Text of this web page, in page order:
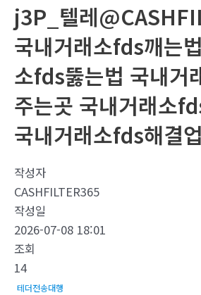
j3P_텔레
국내거래소fds깨는
소fds뚫는법 국내거
주는곳 국내거래소
국내거래소fds해결
작성자
CASHFILTER365
작성일
2026-07-08 18:01
조회
14
테더전송대행